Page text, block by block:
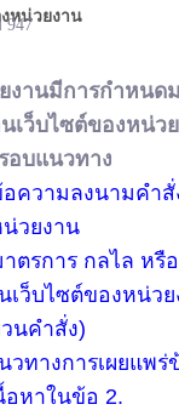
หน่วยงาน
947
งานมีการกำหนด
เว็บไซต์ของหน่ว
อบแนวทาง
ความลงนามคำ
วยงาน
ตรการ กลไล หรื
เว็บไซต์ของหน่ว
นคำสั่ง)
วทางการเผยแพ
อหาในข้อ 2.